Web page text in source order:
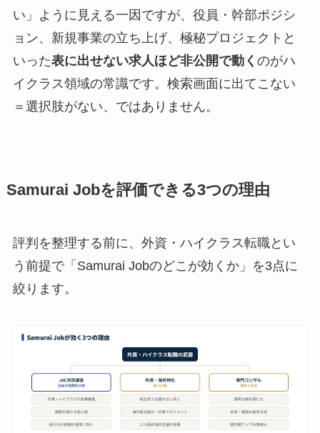
い」ように見える一因ですが、役員・幹部ポジシ
ョン、新規事業の立ち上げ、極秘プロジェクトと
いった表に出せない求人ほど非公開で動く のがハ
イクラス領域の常識です。検索画面に出てこない
＝選択肢がない、ではありません。
Samurai Jobを評価できる3つの理由
評判を整理する前に、外資・ハイクラス転職とい
う前提で「Samurai Jobのどこが効くか」を3点に
絞ります。